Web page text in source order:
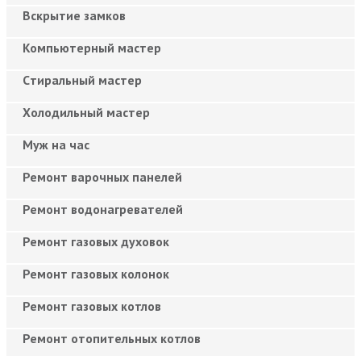
Вскрытие замков
Компьютерный мастер
Cтиральный мастер
Холодильный мастер
Муж на час
Ремонт варочных панелей
Ремонт водонагревателей
Ремонт газовых духовок
Ремонт газовых колонок
Ремонт газовых котлов
Ремонт отопительных котлов